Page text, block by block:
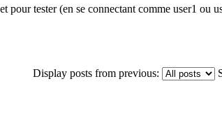
pour tester (en se connectant comme user1 ou
Display posts from previous: